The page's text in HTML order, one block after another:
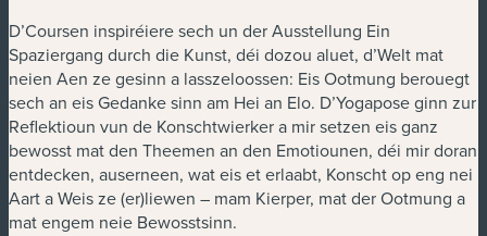
D’Coursen inspiréiere sech un der Ausstellung Ein
Spaziergang durch die Kunst, déi dozou aluet, d’Welt mat
neien Aen ze gesinn a lasszeloossen: Eis Ootmung berouegt
sech an eis Gedanke sinn am Hei an Elo. D’Yogapose ginn zur
Reflektioun vun de Konschtwierker a mir setzen eis ganz
bewosst mat den Theemen an den Emotiounen, déi mir doran
entdecken, auserneen, wat eis et erlaabt, Konscht op eng nei
Aart a Weis ze (er)liewen – mam Kierper, mat der Ootmung a
mat engem neie Bewosstsinn.